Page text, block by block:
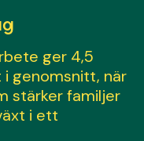
ger 4,5
i genomsnitt, när
stärker familjer
i ett